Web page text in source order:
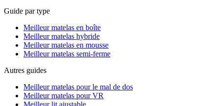
Guide par type
Meilleur matelas en boîte
Meilleur matelas hybride
Meilleur matelas en mousse
Meilleur matelas semi-ferme
Autres guides
Meilleur matelas pour le mal de dos
Meilleur matelas pour VR
Meilleur lit ajustable